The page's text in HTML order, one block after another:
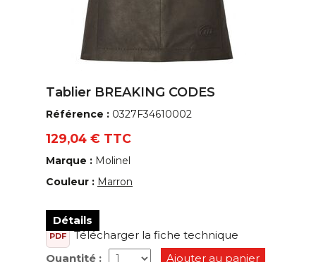
Tablier BREAKING CODES
Référence : 0327F34610002
129,04 € TTC
Marque : Molinel
Couleur : Marron
Détails
PDF
Télécharger la fiche technique
Quantité :
Ajouter au panier